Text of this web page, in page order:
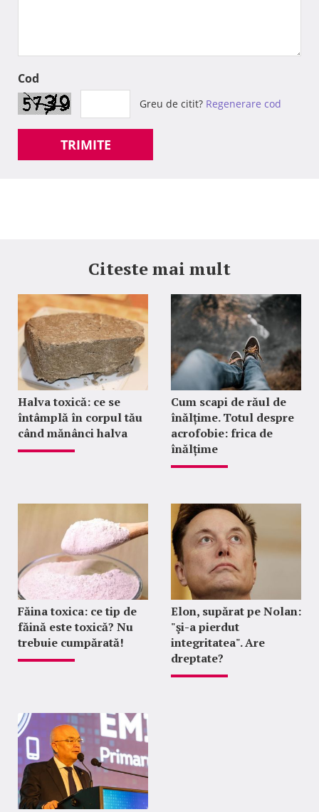
Cod
Greu de citit? Regenerare cod
TRIMITE
Citeste mai mult
Halva toxică: ce se
întâmplă în corpul tău
când mănânci halva
Cum scapi de răul de
înălțime. Totul despre
acrofobie: frica de
înălțime
Făina toxica: ce tip de
făină este toxică? Nu
trebuie cumpărată!
Elon, supărat pe Nolan:
"şi-a pierdut
integritatea". Are
dreptate?